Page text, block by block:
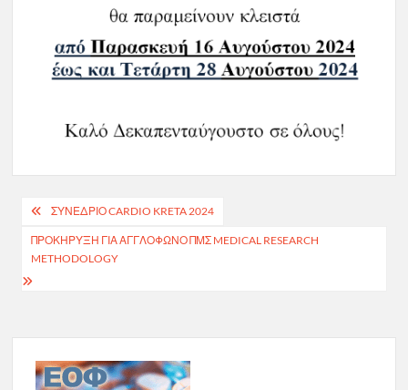
Πλοήγηση
άρθρων
ΣΥΝΈΔΡΙΟ CARDIO KRETA 2024
ΠΡΟΚΉΡΥΞΗ ΓΙΑ ΑΓΓΛΌΦΩΝΟ ΠΜΣ MEDICAL RESEARCH
METHODOLOGY